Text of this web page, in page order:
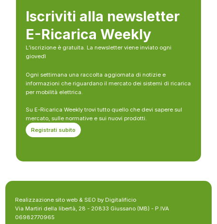
Iscriviti alla newsletter
E-Ricarica Weekly
L’iscrizione è gratuita. La newsletter viene inviato ogni
giovedì
Ogni settimana una raccolta aggiornata di notizie e
informazioni che riguardano il mercato dei sistemi di ricarica
per mobilità elettrica.
Su E-Ricarica Weekly trovi tutto quello che devi sapere sul
mercato, sulle normative e sui nuovi prodotti.
Registrati subito
Realizzazione sito web & SEO by Digitalificio
Via Martiri della libertà, 28 - 20833 Giussano (MB) - P.IVA
06982770965